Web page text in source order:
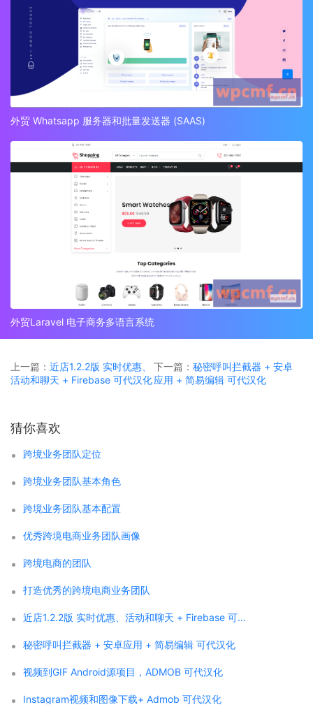
外贸 Whatsapp 服务器和批量发送器 (SAAS)
外贸Laravel 电子商务多语言系统
上一篇： 近店1.2.2版 实时优惠、
活动和聊天 + Firebase 可代汉化
下一篇： 秘密呼叫拦截器 + 安卓
应用 + 简易编辑 可代汉化
猜你喜欢
跨境业务团队定位
跨境业务团队基本角色
跨境业务团队基本配置
优秀跨境电商业务团队画像
跨境电商的团队
打造优秀的跨境电商业务团队
近店1.2.2版 实时优惠、活动和聊天 + Firebase 可代汉化
秘密呼叫拦截器 + 安卓应用 + 简易编辑 可代汉化
视频到GIF Android源项目，ADMOB 可代汉化
Instagram视频和图像下载+ Admob 可代汉化